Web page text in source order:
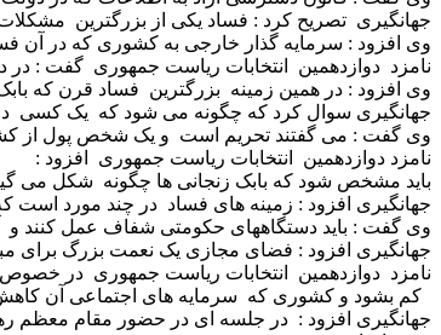
جهانگیری تصریح کرد : فساد یکی از بزرگترین
وی افزود : سرمایه گذار خارجی به کشوری که در آن
نامزد دوازدهمین انتخابات ریاست جمهوری گفت :
وی افزود : در همین زمینه بزرگترین فساد قرن که بابک زنجانی است با ۳ و ۸ دهم میلیارد دلار معادل ۱۴
جهانگیری سوال کرد که چگونه می شود که یک کسی در
وی گفت : می گفتند تحریم است و یک شخص پول از کشور
نامزد دوازدهمین انتخابات ریاست جمهوری افزود :
باید مشخص شود که بابک زنجانی ها چگونه شکل می
جهانگیری افزود : زمینه های فساد در چند مورد
وی گفت : باید دستگاههای حکومتی شفاف عمل کنند
جهانگیری افزود : فضای مجازی یک نعمت بزرگ برای
نامزد دوازدهمین انتخابات ریاست جمهوری در
کم بشود و کشوری که سرمایه های اجتماعی آن کاهش